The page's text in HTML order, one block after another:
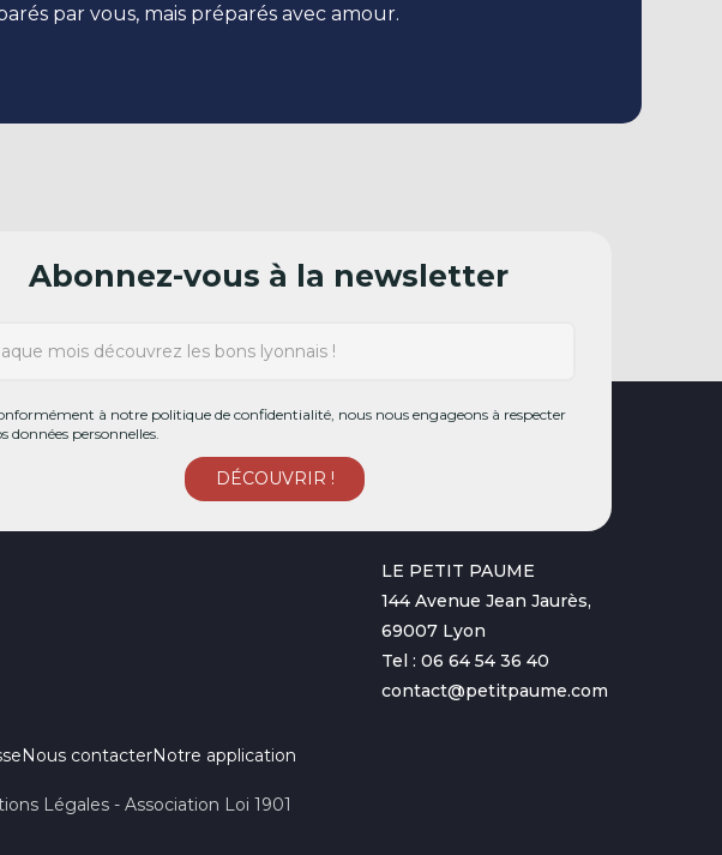
par vous, mais préparés avec amour.
Abonnez-vous à la newsletter
à notre politique de confidentialité, nous nous engageons à respecter
données personnelles.
Nous contacterNotre application
LE PETIT PAUME
144 Avenue Jean Jaurès,
69007 Lyon
Tel : 06 64 54 36 40
contact@petitpaume.com
Légales - Association Loi 1901